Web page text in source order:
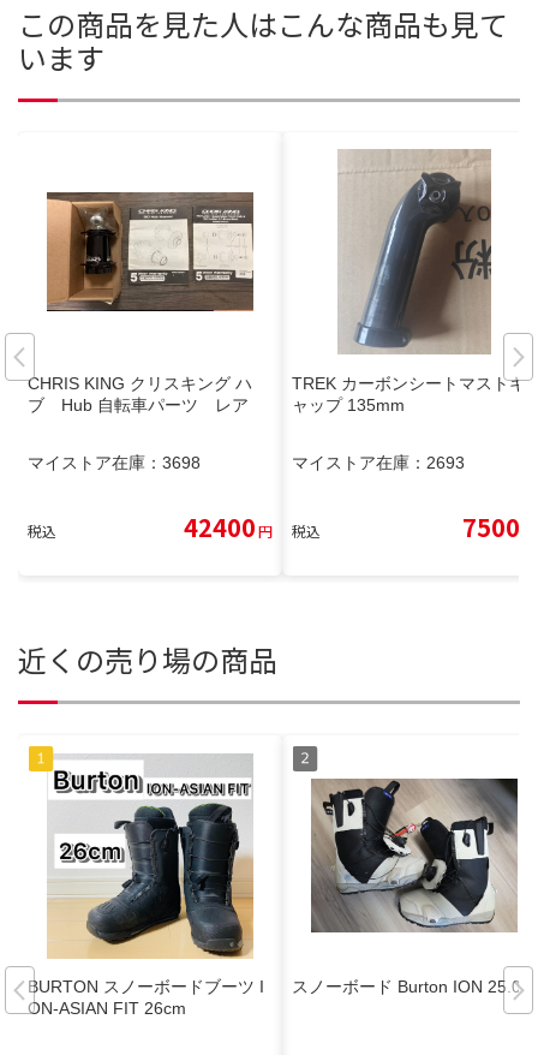
この商品を見た人はこんな商品も見て
います
CHRIS KING クリスキング ハ
ブ Hub 自転車パーツ レア
マイストア在庫： 3698
税込 42400円
TREK カーボンシートマストキ
ャップ 135mm
マイストア在庫： 2693
税込 7500
近くの売り場の商品
BURTON スノーボードブーツ I
ON-ASIAN FIT 26cm
スノーボード Burton ION 25.0